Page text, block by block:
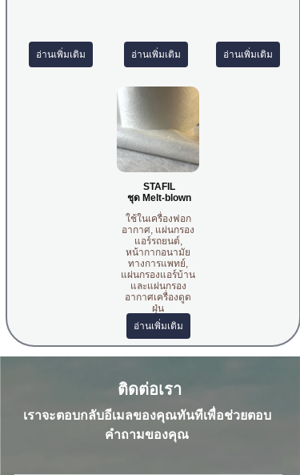
อ่านเพิ่มเติม
STAFIL
ชุด Melt-blown
ใช้ในเครื่องฟอก
อากาศ, แผ่นกรอง
แอร์รถยนต์,
หน้ากากอนามัย
ทางการแพทย์,
แผ่นกรองแอร์บ้าน
และแผ่นกรอง
อากาศเครื่องดูด
ฝุ่น
อ่านเพิ่มเติม
อ่านเพิ่มเติม อ่านเพิ่มเติม
เราจะตอบกลับอีเมลของคุณทันทีเพื่อช่วยตอบ
คำถามของคุณ
ติดต่อเรา